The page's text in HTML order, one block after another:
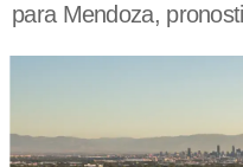
para Mendoza,